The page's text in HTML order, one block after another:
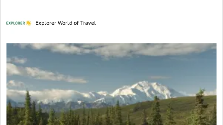
Explorer World of Travel